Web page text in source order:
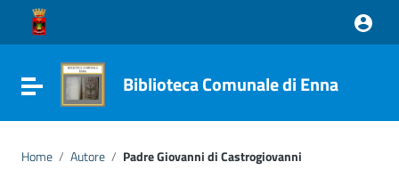
Vai ai contenuti
Vai al menu di navigazione
Vai al footer
Attiva / disattiva la navigazione
Biblioteca Comunale di Enna
Home / Autore / Padre Giovanni di Castrogiovanni